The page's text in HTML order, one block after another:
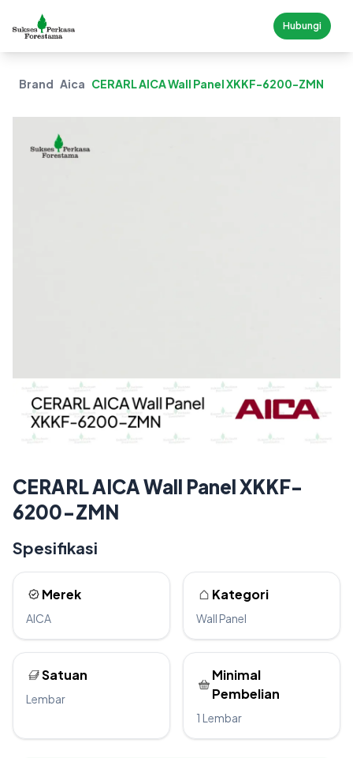
Hubungi
Brand Aica CERARL AICA Wall Panel XKKF-6200-ZMN
CERARL AICA Wall Panel XKKF-
6200-ZMN
Spesifikasi
Merek
AICA
Kategori
Wall Panel
Satuan
Lembar
Minimal
Pembelian
1 Lembar